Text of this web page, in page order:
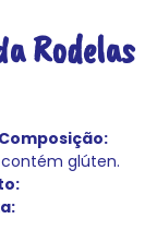
Rodelas
Composição:
contém glúten.